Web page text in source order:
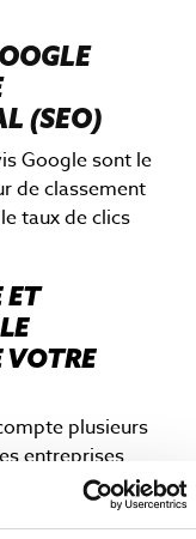
(SEO)
Google sont le
de classement
taux de clics
ET
VOTRE
plusieurs
entreprises
avec une